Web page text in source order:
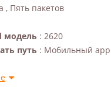
, Пять пакетов
модель : 2620
путь : Мобильный app